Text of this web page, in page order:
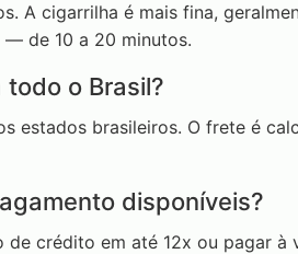
A cigarrilha é mais fina,
de 10 a 20 minutos.
o Brasil?
estados brasileiros. O frete é
disponíveis?
crédito em até 12x ou pagar à